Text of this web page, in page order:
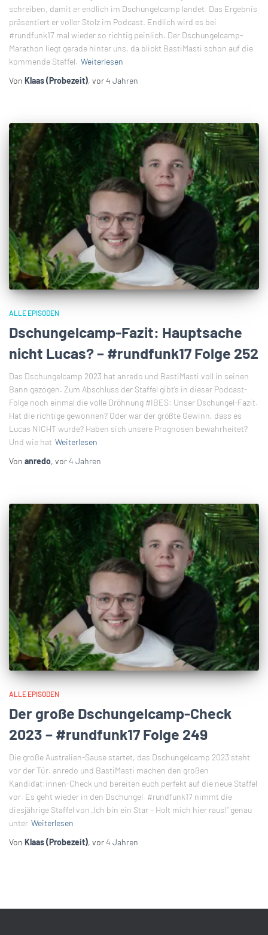
schreiben, damit er endlich im Dschungelcamp landet. Das Ergebnis
präsentiert er voller Stolz im Podcast. Endlich wird es bei
#rundfunk17 mal wieder so richtig peinlich. Der Dschungelcamp-
Marathon liegt gerade hinter uns, da blickt BastiMasti schon auf die
kommende Staffel. Weiterlesen
Von Klaas (Probezeit), vor4 Jahren
ALLE EPISODEN
Dschungelcamp-Fazit: Hauptsache
nicht Lucas? – #rundfunk17 Folge 252
Das Dschungelcamp 2023 hat anredo und BastiMasti voll in seinen
Bann gezogen. Zum Abschluss der Staffel gibt’s in dieser Podcast-
Folge noch einmal die volle Dröhnung #IBES: Unser Dschungel-Fazit.
Hat die richtige gewonnen? Oder war der größte Gewinn, dass es
Lucas NICHT wurde? Haben sich unsere Prognosen bewahrheitet?
Und wie hat Weiterlesen
Von anredo, vor4 Jahren
ALLE EPISODEN
Der große Dschungelcamp-Check
2023 – #rundfunk17 Folge 249
Die große Australien-Sause startet, das Dschungelcamp 2023 steht
vor der Tür. anredo und BastiMasti machen den großen
Kandidat:innen-Check und bereiten euch perfekt auf die neue Staffel
vor. Es geht wieder in den Dschungel. #rundfunk17 nimmt die
diesjährige Staffel von „Ich bin ein Star – Holt mich hier raus!“ genau
unter Weiterlesen
Von Klaas (Probezeit), vor4 Jahren